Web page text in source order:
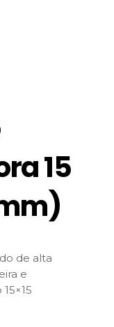
15
de alta
e